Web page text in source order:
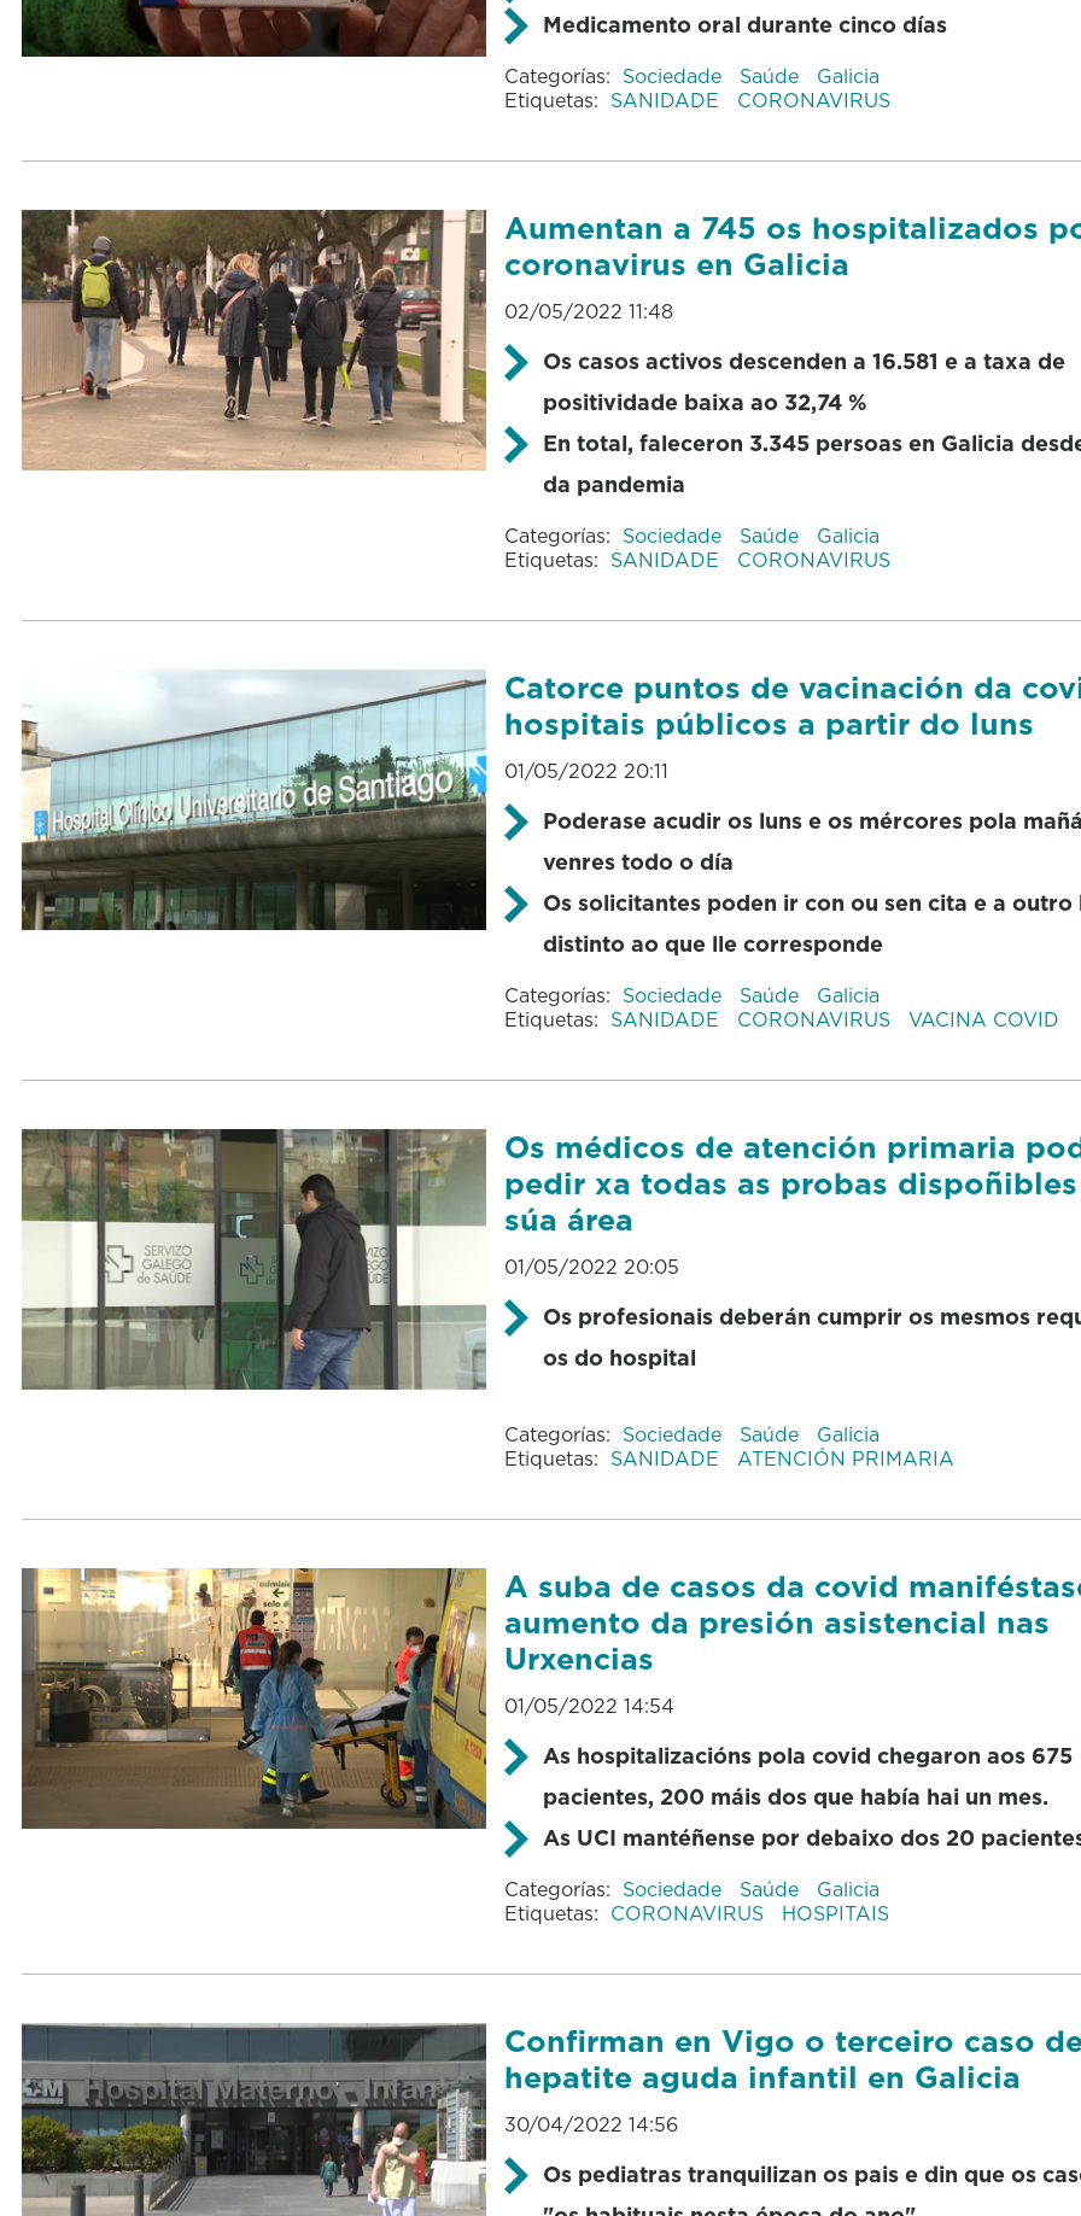
Medicamento oral durante cinco días
Categorías: Sociedade Saúde
Galicia
Etiquetas: SANIDADE CORONAVIRUS
Aumentan a 745 os hospitalizados
coronavirus en Galicia
02/05/2022 11:48
Os casos activos descenden a 16.581 e a taxa de
positividade baixa ao 32,74 %
En total, faleceron 3.345 persoas en Galicia
da pandemia
Categorías: Sociedade Saúde
Galicia
Etiquetas: SANIDADE CORONAVIRUS
Catorce puntos de vacinación da
hospitais públicos a partir do luns
01/05/2022 20:11
Poderase acudir os luns e os mércores pola
venres todo o día
Os solicitantes poden ir con ou sen cita e a outro
distinto ao que lle corresponde
Categorías: Sociedade Saúde
Galicia
Etiquetas: SANIDADE CORONAVIRUS VACINA COVID
Os médicos de atención primaria
pedir xa todas as probas
súa área
01/05/2022 20:05
Os profesionais deberán cumprir os mesmos
os do hospital
Categorías: Sociedade Saúde
Galicia
Etiquetas: SANIDADE ATENCIÓN PRIMARIA
A suba de casos da covid
aumento da presión asistencial nas
Urxencias
01/05/2022 14:54
As hospitalizacións pola covid chegaron aos 675
pacientes, 200 máis dos que había hai un mes.
As UCI mantéñense por debaixo dos 20
Categorías: Sociedade Saúde
Galicia
Etiquetas: CORONAVIRUS HOSPITAIS
Confirman en Vigo o terceiro caso
hepatite aguda infantil en Galicia
30/04/2022 14:56
Os pediatras tranquilizan os pais e din que os